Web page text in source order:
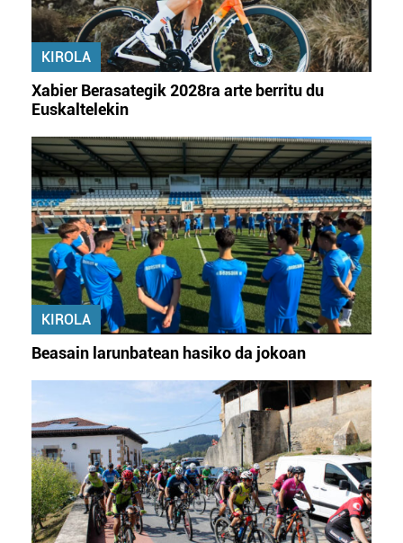
KIROLA
Xabier Berasategik 2028ra arte berritu du
Euskaltelekin
KIROLA
Beasain larunbatean hasiko da jokoan